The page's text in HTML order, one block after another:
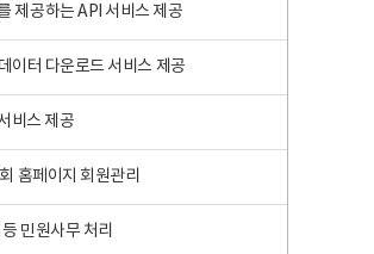
제공하는 API 서비스 제공
이터 다운로드 서비스 제공
비스 제공
홈페이지 회원관리
민원사무 처리